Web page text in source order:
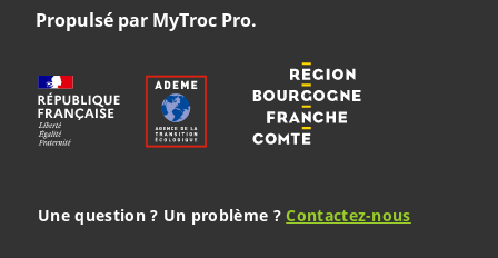
Propulsé par MyTroc Pro.
Une question ? Un problème ?Contactez-nous